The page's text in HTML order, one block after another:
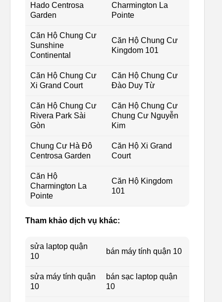
Hado Centrosa
Garden
Charmington La
Pointe
Căn Hộ Chung Cư
Sunshine
Continental
Căn Hộ Chung Cư
Kingdom 101
Căn Hộ Chung Cư
Xi Grand Court
Căn Hộ Chung Cư
Đào Duy Từ
Căn Hộ Chung Cư
Rivera Park Sài
Gòn
Căn Hộ Chung Cư
Chung Cư Nguyễn
Kim
Chung Cư Hà Đô
Centrosa Garden
Căn Hộ Xi Grand
Court
Căn Hộ
Charmington La
Pointe
Căn Hộ Kingdom
101
Tham khảo dịch vụ khác:
sửa laptop quận
10
bán máy tính quận 10
sửa máy tính quận
10
bán sạc laptop quận
10